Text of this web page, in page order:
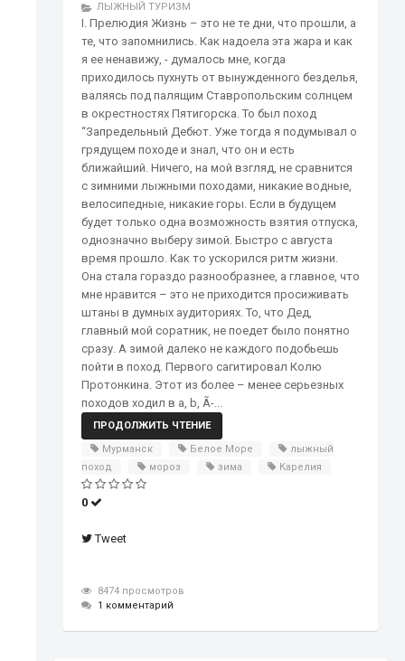
ЛЫЖНЫЙ ТУРИЗМ
I. Прелюдия Жизнь – это не те дни, что прошли, а
те, что запомнились. Как надоела эта жара и как
я ее ненавижу, - думалось мне, когда
приходилось пухнуть от вынужденного безделья,
валяясь под палящим Ставропольским солнцем
в окрестностях Пятигорска. То был поход
“Запредельный Дебют. Уже тогда я подумывал о
грядущем походе и знал, что он и есть
ближайший. Ничего, на мой взгляд, не сравнится
с зимними лыжными походами, никакие водные,
велосипедные, никакие горы. Если в будущем
будет только одна возможность взятия отпуска,
однозначно выберу зимой. Быстро с августа
время прошло. Как то ускорился ритм жизни.
Она стала гораздо разнообразнее, а главное, что
мне нравится – это не приходится просиживать
штаны в думных аудиториях. То, что Дед,
главный мой соратник, не поедет было понятно
сразу. А зимой далеко не каждого подобьешь
пойти в поход. Первого сагитировал Колю
Протонкина. Этот из более – менее серьезных
походов ходил в a, b, Ã-...
ПРОДОЛЖИТЬ ЧТЕНИЕ
Мурманск
Белое Море
лыжный
поход
мороз зима Карелия
0
Tweet
8474 просмотров
1 комментарий